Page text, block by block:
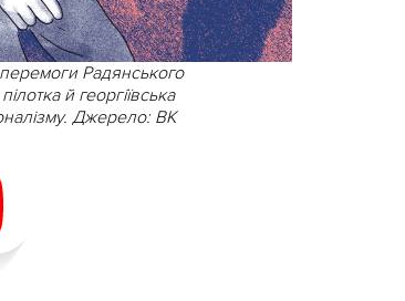
Радянського
й георгіївська
Джерело: ВК